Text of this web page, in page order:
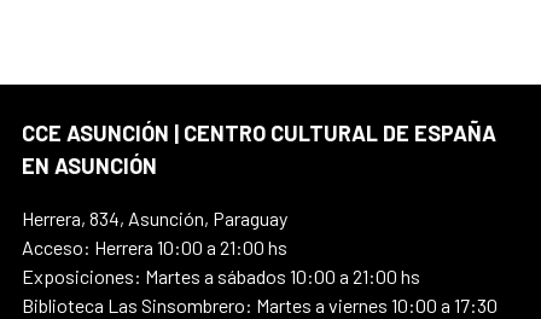
CCE ASUNCIÓN | CENTRO CULTURAL DE ESPAÑA
EN ASUNCIÓN
Herrera, 834, Asunción, Paraguay
Acceso: Herrera 10:00 a 21:00 hs
Exposiciones: Martes a sábados 10:00 a 21:00 hs
Biblioteca Las Sinsombrero: Martes a viernes 10:00 a 17:30